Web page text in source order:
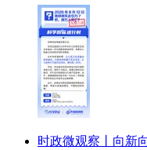
时政微观察丨向新